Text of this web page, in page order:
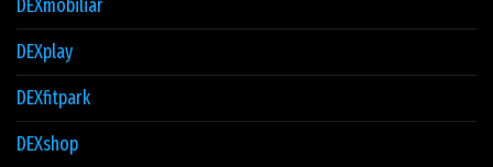
DEXmobiliar
DEXplay
DEXfitpark
DEXshop